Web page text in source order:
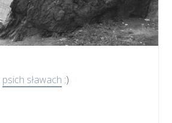
psich sławach :)